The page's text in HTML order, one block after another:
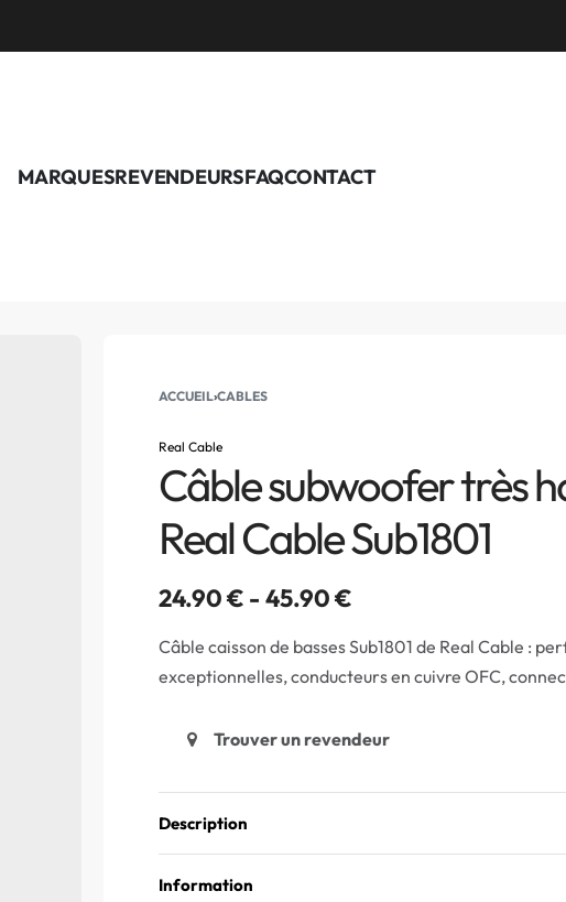
MARQUESREVENDEURSFAQCONTACT
ACCUEIL›CABLES
Real Cable
Câble subwoofer très
Real Cable Sub1801
24.90€ 45.90€
Câble caisson de basses Sub1801 de Real Cable :
exceptionnelles, conducteurs en cuivre OFC,
Trouver un revendeur
Description
Information